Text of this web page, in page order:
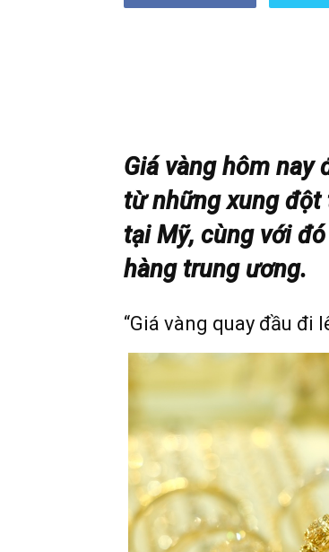
Giá vàng hôm nay
từ những xung đột
tại Mỹ, cùng với
hàng trung ương.
“Giá vàng quay đầu đi